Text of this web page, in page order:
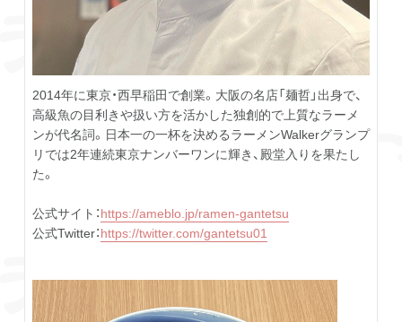
2014年に東京・西早稲田で創業。大阪の名店「麺哲」出身で、
高級魚の目利きや扱い方を活かした独創的で上質なラーメ
ンが代名詞。日本一の一杯を決めるラーメンWalkerグランプ
リでは2年連続東京ナンバーワンに輝き、殿堂入りを果たし
た。
公式サイト：https://ameblo.jp/ramen-gantetsu
公式Twitter：https://twitter.com/gantetsu01